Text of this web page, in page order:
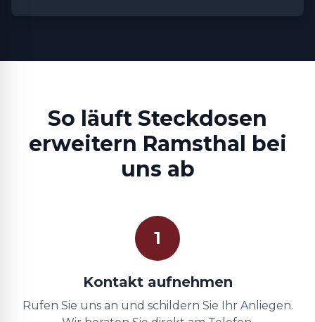
So läuft Steckdosen
erweitern Ramsthal bei
uns ab
1
Kontakt aufnehmen
Rufen Sie uns an und schildern Sie Ihr Anliegen.